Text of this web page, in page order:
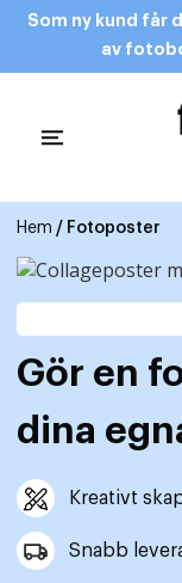
Som ny kund får
av
Gör en
dina
Kreativt
Snabb
Hem / Fotoposter